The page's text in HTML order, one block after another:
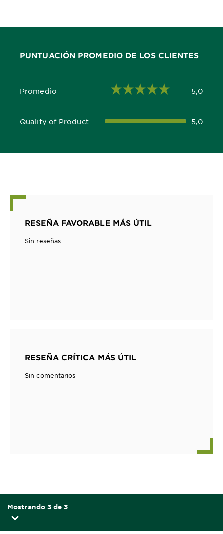
PUNTUACIÓN PROMEDIO DE LOS CLIENTES
Promedio
5,0 out of 5 stars 5,0
Quality of Product
5,0 out of 5 stars 5,0
RESEÑA FAVORABLE MÁS ÚTIL
Sin reseñas
RESEÑA CRÍTICA MÁS ÚTIL
Sin comentarios
Mostrando 3 de 3